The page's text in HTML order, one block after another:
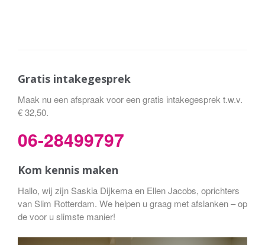
Gratis intakegesprek
Maak nu een afspraak voor een gratis intakegesprek t.w.v.
€ 32,50.
06-28499797
Kom kennis maken
Hallo, wij zijn Saskia Dijkema en Ellen Jacobs, oprichters
van Slim Rotterdam. We helpen u graag met afslanken – op
de voor u slimste manier!